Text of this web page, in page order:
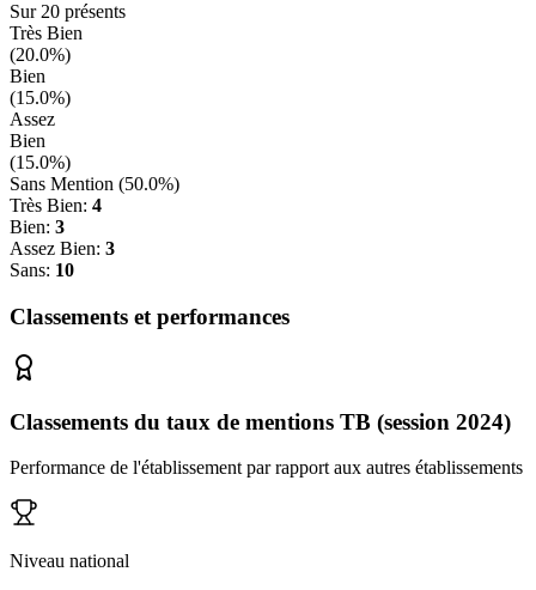
Sur20 présents
Très Bien
(20.0%)
Bien
(15.0%)
Assez
Bien
(15.0%)
Sans Mention (50.0%)
Très Bien: 4
Bien: 3
Assez Bien: 3
Sans: 10
Classements et performances
Classements du taux de mentions TB (session 2024)
Performance de l'établissement par rapport aux autres établissements
Niveau national